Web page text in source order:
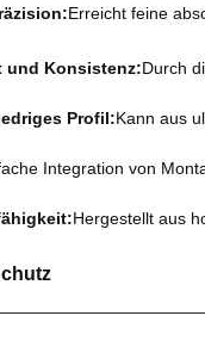
Erreicht feine
und Konsistenz:Durch
Profil:Kann aus
Integration von
Hergestellt aus